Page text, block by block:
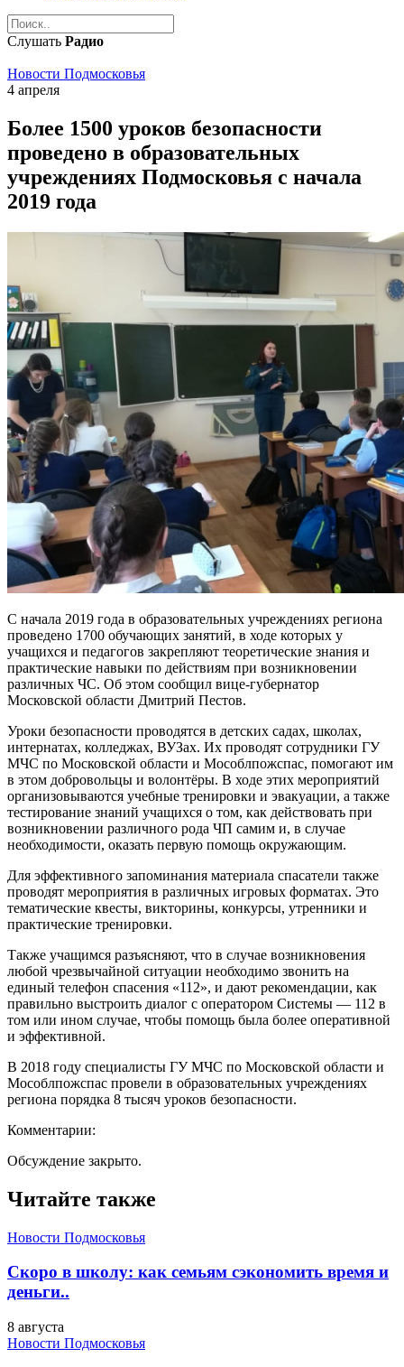
Слушать Радио
Новости Подмосковья
4 апреля
Более 1500 уроков безопасности
проведено в образовательных
учреждениях Подмосковья с начала
2019 года
С начала 2019 года в образовательных учреждениях региона
проведено 1700 обучающих занятий, в ходе которых у
учащихся и педагогов закрепляют теоретические знания и
практические навыки по действиям при возникновении
различных ЧС. Об этом сообщил вице-губернатор
Московской области Дмитрий Пестов.
Уроки безопасности проводятся в детских садах, школах,
интернатах, колледжах, ВУЗах. Их проводят сотрудники ГУ
МЧС по Московской области и Мособлпожспас, помогают им
в этом добровольцы и волонтёры. В ходе этих мероприятий
организовываются учебные тренировки и эвакуации, а также
тестирование знаний учащихся о том, как действовать при
возникновении различного рода ЧП самим и, в случае
необходимости, оказать первую помощь окружающим.
Для эффективного запоминания материала спасатели также
проводят мероприятия в различных игровых форматах. Это
тематические квесты, викторины, конкурсы, утренники и
практические тренировки.
Также учащимся разъясняют, что в случае возникновения
любой чрезвычайной ситуации необходимо звонить на
единый телефон спасения «112», и дают рекомендации, как
правильно выстроить диалог с оператором Системы — 112 в
том или ином случае, чтобы помощь была более оперативной
и эффективной.
В 2018 году специалисты ГУ МЧС по Московской области и
Мособлпожспас провели в образовательных учреждениях
региона порядка 8 тысяч уроков безопасности.
Комментарии:
Обсуждение закрыто.
Читайте также
Новости Подмосковья
Скоро в школу: как семьям сэкономить время и
деньги..
8 августа
Новости Подмосковья